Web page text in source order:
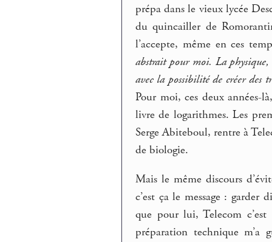
prépa dans le vieux lycée
du quincailler de
l’accepte, même en ces
abstrait pour moi. La physique,
avec la possibilité de créer des
Pour moi, ces deux années-
livre de logarithmes. Les
Serge Abiteboul, rentre à
de biologie.
Mais le même discours
c’est ça le message : garder
que pour lui, Telecom c’est
préparation technique m’a